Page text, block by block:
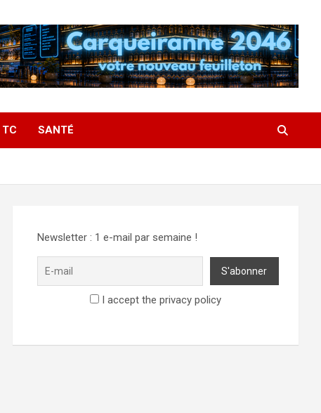
TC SANTÉ
Newsletter : 1 e-mail par semaine !
I accept the privacy policy